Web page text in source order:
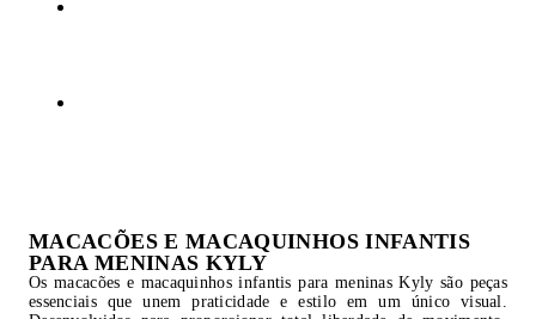
MACACÕES E MACAQUINHOS INFANTIS
PARA MENINAS KYLY
Os macacões e macaquinhos infantis para meninas Kyly são peças
essenciais que unem praticidade e estilo em um único visual.